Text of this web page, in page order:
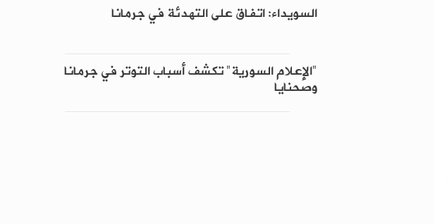
السويداء: اتفاق على التهدئة في جرمانا
"الإعلام السورية" تكشف أسباب التوتر في جرمانا
وصحنايا